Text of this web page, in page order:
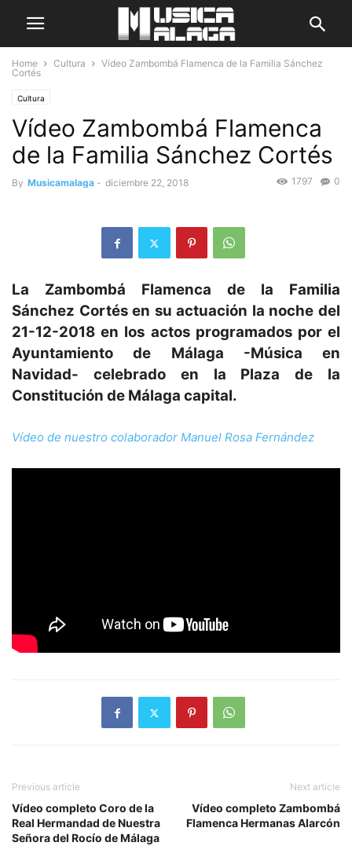
Home Cultura
Vídeo Zambombá Flamenca de la Familia Sánchez
Cortés
Cultura
Vídeo Zambombá Flamenca
de la Familia Sánchez Cortés
By Musicamalaga - diciembre 22, 2018 0
1797
La Zambombá Flamenca de la Familia
Sánchez Cortés en su actuación la noche del
21-12-2018 en los actos programados por el
Ayuntamiento de Málaga -Música en
Navidad- celebrado en la Plaza de la
Constitución de Málaga capital.
Vídeo de nuestro colaborador Manuel Rosa Fernández
Previous article
Vídeo completo Coro de la
Real Hermandad de Nuestra
Señora del Rocío de Málaga
Next article
Vídeo completo Zambombá
Flamenca Hermanas Alarcón